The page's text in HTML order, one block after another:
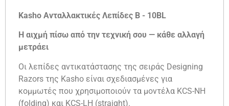
Kasho Ανταλλακτικές Λεπίδες B - 10BL
Η αιχμή πίσω από την τεχνική σου — κάθε αλλαγή
μετράει
Οι λεπίδες αντικατάστασης της σειράς Designing
Razors της Kasho είναι σχεδιασμένες για
κομμωτές που χρησιμοποιούν τα μοντέλα KCS-NH
(folding) και KCS-LH (straight).